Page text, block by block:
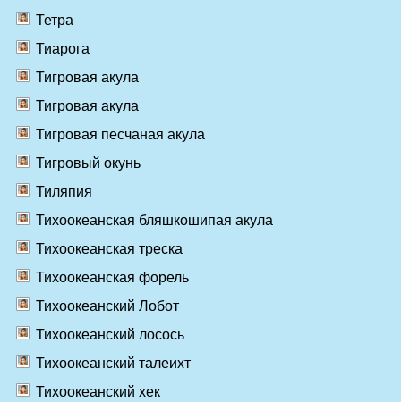
Тетра
Тиарога
Тигровая акула
Тигровая акула
Тигровая песчаная акула
Тигровый окунь
Тиляпия
Тихоокеанская бляшкошипая акула
Тихоокеанская треска
Тихоокеанская форель
Тихоокеанский Лобот
Тихоокеанский лосось
Тихоокеанский талеихт
Тихоокеанский хек